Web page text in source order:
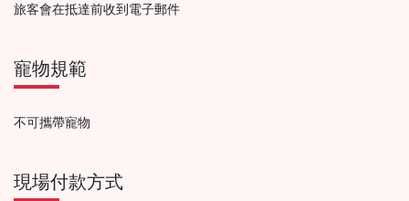
旅客會在抵達前收到電子郵件
寵物規範
不可攜帶寵物
現場付款方式